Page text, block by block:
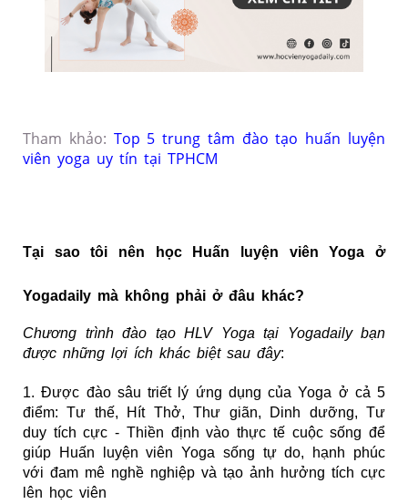
Tham khảo: Top 5 trung tâm đào tạo huấn luyện
viên yoga uy tín tại TPHCM
Tại sao tôi nên học Huấn luyện viên Yoga ở
Yogadaily mà không phải ở đâu khác?
Chương trình đào tạo HLV Yoga tại Yogadaily bạn
được những lợi ích khác biệt sau đây:
1. Được đào sâu triết lý ứng dụng của Yoga ở cả 5
điểm: Tư thế, Hít Thở, Thư giãn, Dinh dưỡng, Tư
duy tích cực - Thiền định vào thực tế cuộc sống để
giúp Huấn luyện viên Yoga sống tự do, hạnh phúc
với đam mê nghề nghiệp và tạo ảnh hưởng tích cực
lên học viên